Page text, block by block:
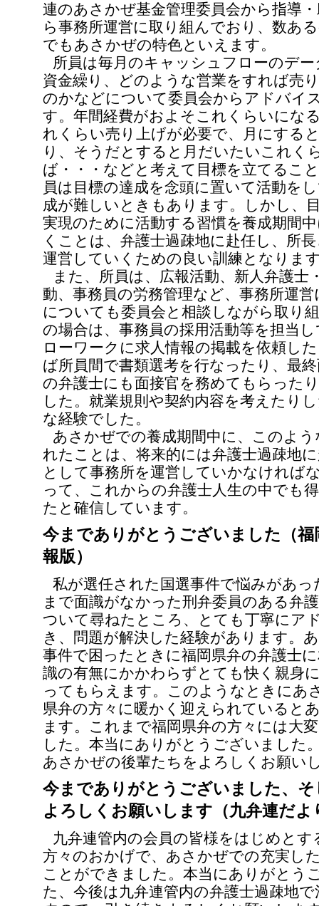
連のあさかぜ基金管理委員会から指導
ら事務所運営に取り組んでおり、数あ
でもあさかぜの特色といえます。
所員は毎月のキャッシュフローのデ
資金繰り、どのような営業をすれば売
のかなどについて委員会からアドバイ
す。年間経費がおよそこれくらいにな
れくらい売り上げが必要で、月にする
り、そうだとすると月だいたいこれく
ば・・・などと考えて目標を立てるこ
員は目標の達成を念頭に置いて活動を
成が難しいときもあります。しかし、
実現のために活動する習慣を養成期間
くことは、弁護士過疎地に赴任し、所
運営していくための良い訓練となりま
また、所員は、広報活動、新人弁護士
動、事務員の労務管理など、事務所運
についても委員会と相談しながら取り
の場合は、事務員の採用活動等を担当
ローワークに求人情報の掲載を依頼し
ば所員間で書類選考を行なったり、最
の弁護士にも面接官を務めてもらった
した。就業規則や契約内容を考えたり
な経験でした。
あさかぜでの養成期間中に、このよ
れたことは、将来的には弁護士過疎地
として事務所を運営していかなければ
って、これからの弁護士人生の中でも
たと確信しています。
今までありがとうございました（福
報版）
私が選任された国選事件で悩みがあ
まで面識がなかった刑弁委員のある弁
ついて尋ねたところ、とても丁寧にア
き、問題が解決した経験があります。
事件で困ったときに福岡県弁の弁護士
識の有無にかかわらずとても快く親身
ってもらえます。このようなときにあ
県弁の方々に暖かく迎えられていると
ます。これまで福岡県弁の方々には大
した。本当にありがとうございました
あさかぜの後輩たちをよろしくお願い
今までありがとうございました、
よろしくお願いします（九弁連だよ
九弁連管内の会員の皆様をはじめと
方々のおかげで、あさかぜでの充実し
ことができました。本当にありがとう
た、今後は九弁連管内の弁護士過疎地